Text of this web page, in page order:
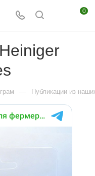
0
— Публикации из